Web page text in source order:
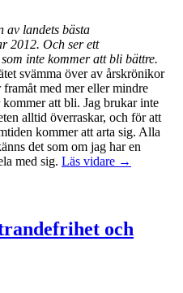
av landets bästa
2012. Och ser ett
inte kommer att bli bättre.
svämma över av årskrönikor
med mer eller mindre
att bli. Jag brukar inte
alltid överraskar, och för att
kommer att arta sig. Alla
det som om jag har en
med sig. Läs vidare →
och